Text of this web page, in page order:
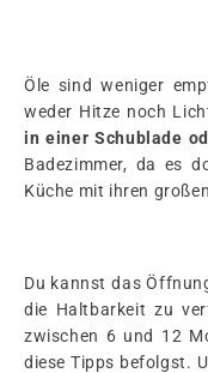
Öle sind weniger
weder Hitze noch
in einer Schublade
Badezimmer, da es
Küche mit ihren
Du kannst das
die Haltbarkeit zu
zwischen 6 und 12
diese Tipps befolgst.